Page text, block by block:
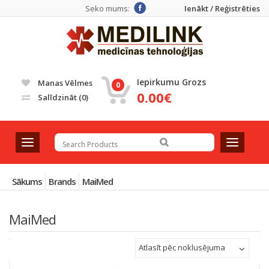
Ienākt / Reģistrēties
Seko mums:
Manas Vēlmes
Salīdzināt (0)
0 Iepirkumu Grozs
0.00€
T
o
g
g
l
n
a
T
o
g
l
a
Sākums Brands MaiMed
MaiMed
Atlasīt pēc noklusējuma